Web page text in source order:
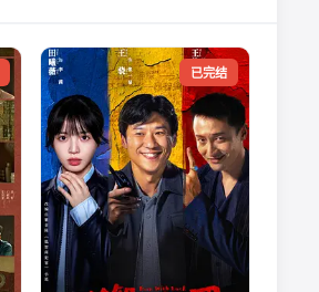
已完结